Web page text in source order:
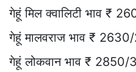
गेहूं मिल क्वालिटी भाव ₹
गेहूं मालवराज भाव ₹
गेहूं लोकवान भाव ₹